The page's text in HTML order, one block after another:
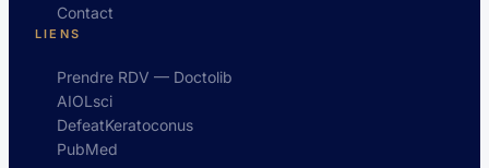
Contact
LIENS
Prendre RDV — Doctolib
AIOLsci
DefeatKeratoconus
PubMed